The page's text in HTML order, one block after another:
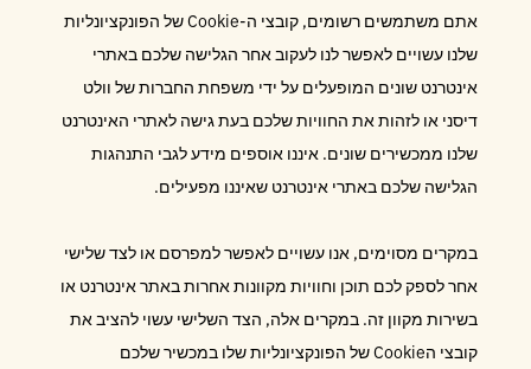
אתם משתמשים רשומים, קובצי ה-Cookie של הפונקציונליות
שלנו עשויים לאפשר לנו לעקוב אחר הגלישה שלכם באתרי
אינטרנט שונים המופעלים על ידי משפחת החברות של וולט
דיסני או לזהות את החוויות שלכם בעת גישה לאתרי האינטרנט
שלנו ממכשירים שונים. איננו אוספים מידע לגבי התנהגות
הגלישה שלכם באתרי אינטרנט שאיננו מפעילים.
במקרים מסוימים, אנו עשויים לאפשר למפרסם או לצד שלישי
אחר לספק לכם תוכן וחוויות מקוונות אחרות באתר אינטרנט או
בשירות מקוון זה. במקרים אלה, הצד השלישי עשוי להציב את
קובצי הCookie של הפונקציונליות שלו במכשיר שלכם